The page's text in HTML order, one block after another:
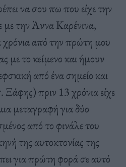
να σου πω που είχε την
με την Άννα Καρένινα,
από την πρώτη μου
με το κείμενο και ήμουν
από ένα σημείο και
πριν 13 χρόνια είχε
μεταγραφή για δύο
από το φινάλε του
της αυτοκτονίας της
για πρώτη φορά σε αυτό